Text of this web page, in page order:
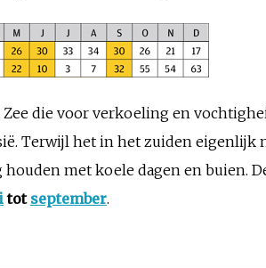
die voor verkoeling en
Terwijl het in het zuiden eigenlijk
met koele dagen en buien.
tot september.